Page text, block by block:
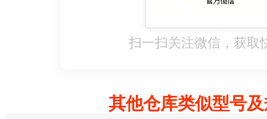
扫一扫关注微信，获取
其他仓库类似型号